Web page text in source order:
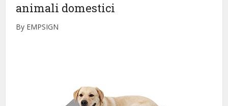
animali domestici
By EMPSIGN